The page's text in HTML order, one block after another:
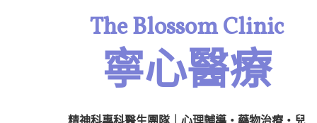
The Blossom Clinic
寧心醫療